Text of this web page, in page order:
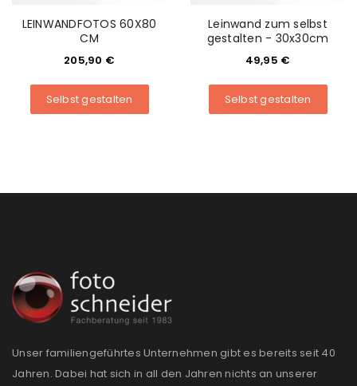
LEINWANDFOTOS 60X80
CM
205,90 €
Selbst gestalten
Leinwand zum selbst
gestalten - 30x30cm
49,95 €
Selbst gestalten
Unser familiengeführtes Unternehmen gibt es bereits seit 40
Jahren. Dabei hat sich in all den Jahren nichts an unserer